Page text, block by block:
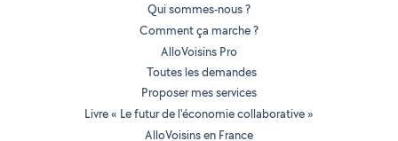
Qui sommes-nous ?
Comment ça marche ?
AlloVoisins Pro
Toutes les demandes
Proposer mes services
Livre « Le futur de l'économie collaborative »
AlloVoisins en France